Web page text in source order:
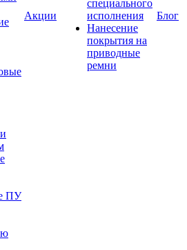
ПУ
Акции
специального
исполнения
Нанесение
покрытия на
приводные
ремни
Блог